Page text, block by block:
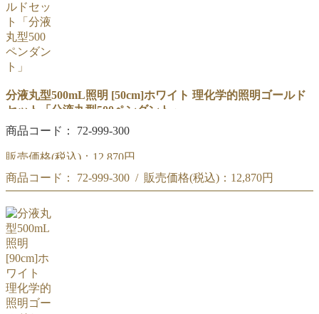
分液丸型500mL照明 [50cm]ホワイト 理化学的照明ゴールド
セット「分液丸型500ペンダント」
商品コード： 72-999-300
販売価格(税込)： 12,870円
50cm「分液丸型500ペンダント」ホワイト セット
理化学的照明ゴールド
商品コード： 72-999-300 / 販売価格(税込)： 12,870円
50cm「分液丸型500ペンダント」ホワイト セット
商品コード : 72-999-300
理化学的照明ゴールド